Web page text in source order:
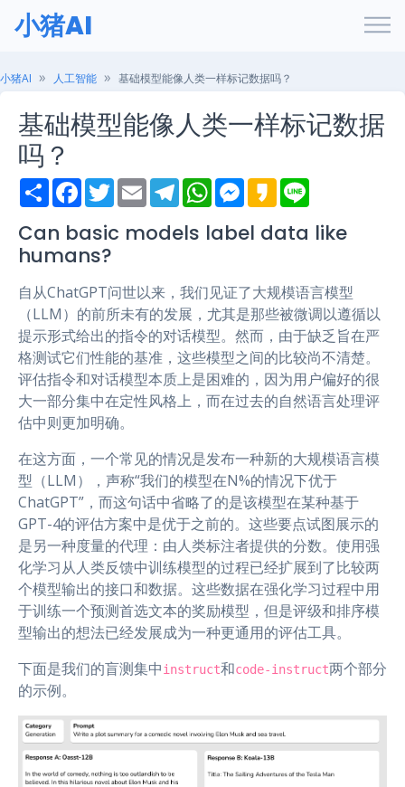
小猪AI
小猪AI 人工智能 基础模型能像人类一样标记数据吗？
基础模型能像人类一样标记数据
吗？
S
h
r
e
F
a
e
b
o
k
T
w
t
t
E
m
i
l
T
e
e
g
m
W
h
t
s
p
M
e
s
e
e
r
K
a
a
o
e
Can basic models label data like
humans?
自从ChatGPT问世以来，我们见证了大规模语言模型
（LLM）的前所未有的发展，尤其是那些被微调以遵循以
提示形式给出的指令的对话模型。然而，由于缺乏旨在严
格测试它们性能的基准，这些模型之间的比较尚不清楚。
评估指令和对话模型本质上是困难的，因为用户偏好的很
大一部分集中在定性风格上，而在过去的自然语言处理评
估中则更加明确。
在这方面，一个常见的情况是发布一种新的大规模语言模
型（LLM），声称“我们的模型在N%的情况下优于
ChatGPT”，而这句话中省略了的是该模型在某种基于
GPT-4的评估方案中是优于之前的。这些要点试图展示的
是另一种度量的代理：由人类标注者提供的分数。使用强
化学习从人类反馈中训练模型的过程已经扩展到了比较两
个模型输出的接口和数据。这些数据在强化学习过程中用
于训练一个预测首选文本的奖励模型，但是评级和排序模
型输出的想法已经发展成为一种更通用的评估工具。
下面是我们的盲测集中instruct和code-instruct两个部分
的示例。